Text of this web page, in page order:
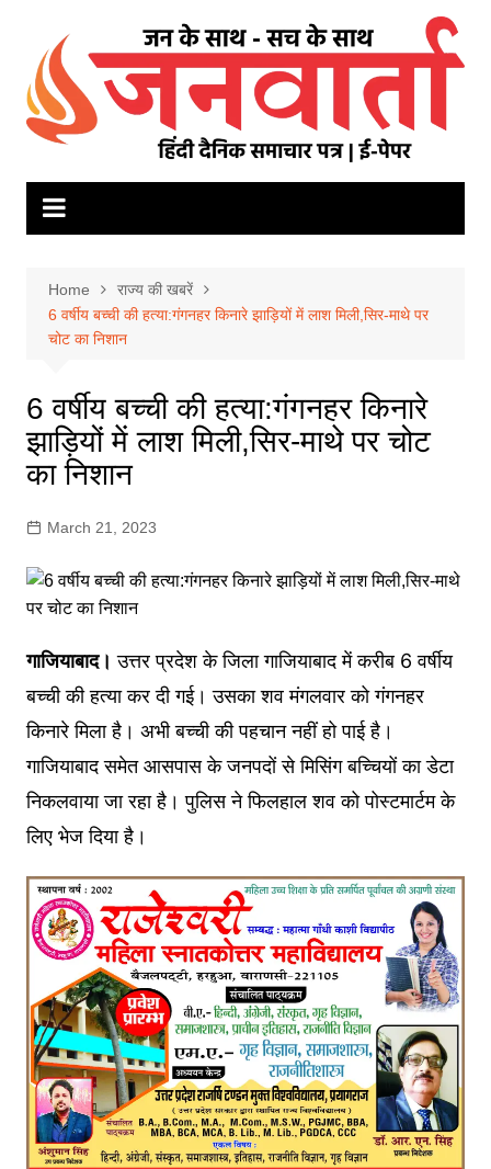
content
Home
राज्य की खबरें
6 वर्षीय बच्ची की हत्या:गंगनहर किनारे झाड़ियों में लाश मिली,सिर-माथे पर
चोट का निशान
6 वर्षीय बच्ची की हत्या:गंगनहर किनारे
झाड़ियों में लाश मिली,सिर-माथे पर चोट
का निशान
March 21, 2023
गाजियाबाद। उत्तर प्रदेश के जिला गाजियाबाद में करीब 6 वर्षीय
बच्ची की हत्या कर दी गई। उसका शव मंगलवार को गंगनहर
किनारे मिला है। अभी बच्ची की पहचान नहीं हो पाई है।
गाजियाबाद समेत आसपास के जनपदों से मिसिंग बच्चियों का डेटा
निकलवाया जा रहा है। पुलिस ने फिलहाल शव को पोस्टमार्टम के
लिए भेज दिया है।